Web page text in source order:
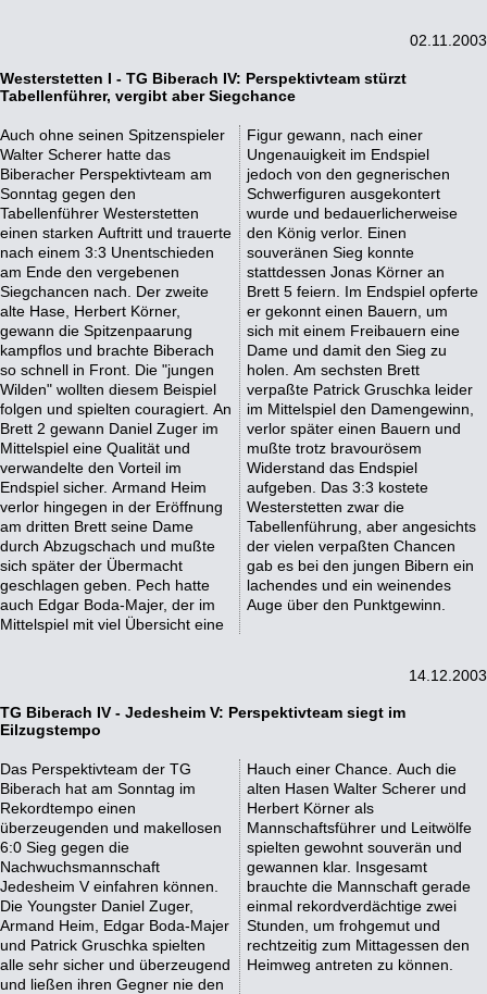
02.11.2003
Westerstetten I - TG Biberach IV: Perspektivteam stürzt
Tabellenführer, vergibt aber Siegchance
Auch ohne seinen Spitzenspieler
Walter Scherer hatte das
Biberacher Perspektivteam am
Sonntag gegen den
Tabellenführer Westerstetten
einen starken Auftritt und trauerte
nach einem 3:3 Unentschieden
am Ende den vergebenen
Siegchancen nach. Der zweite
alte Hase, Herbert Körner,
gewann die Spitzenpaarung
kampflos und brachte Biberach
so schnell in Front. Die "jungen
Wilden" wollten diesem Beispiel
folgen und spielten couragiert. An
Brett 2 gewann Daniel Zuger im
Mittelspiel eine Qualität und
verwandelte den Vorteil im
Endspiel sicher. Armand Heim
verlor hingegen in der Eröffnung
am dritten Brett seine Dame
durch Abzugschach und mußte
sich später der Übermacht
geschlagen geben. Pech hatte
auch Edgar Boda-Majer, der im
Mittelspiel mit viel Übersicht eine
Figur gewann, nach einer
Ungenauigkeit im Endspiel
jedoch von den gegnerischen
Schwerfiguren ausgekontert
wurde und bedauerlicherweise
den König verlor. Einen
souveränen Sieg konnte
stattdessen Jonas Körner an
Brett 5 feiern. Im Endspiel opferte
er gekonnt einen Bauern, um
sich mit einem Freibauern eine
Dame und damit den Sieg zu
holen. Am sechsten Brett
verpaßte Patrick Gruschka leider
im Mittelspiel den Damengewinn,
verlor später einen Bauern und
mußte trotz bravourösem
Widerstand das Endspiel
aufgeben. Das 3:3 kostete
Westerstetten zwar die
Tabellenführung, aber angesichts
der vielen verpaßten Chancen
gab es bei den jungen Bibern ein
lachendes und ein weinendes
Auge über den Punktgewinn.
14.12.2003
TG Biberach IV - Jedesheim V: Perspektivteam siegt im
Eilzugstempo
Das Perspektivteam der TG
Biberach hat am Sonntag im
Rekordtempo einen
überzeugenden und makellosen
6:0 Sieg gegen die
Nachwuchsmannschaft
Jedesheim V einfahren können.
Die Youngster Daniel Zuger,
Armand Heim, Edgar Boda-Majer
und Patrick Gruschka spielten
alle sehr sicher und überzeugend
und ließen ihren Gegner nie den
Hauch einer Chance. Auch die
alten Hasen Walter Scherer und
Herbert Körner als
Mannschaftsführer und Leitwölfe
spielten gewohnt souverän und
gewannen klar. Insgesamt
brauchte die Mannschaft gerade
einmal rekordverdächtige zwei
Stunden, um frohgemut und
rechtzeitig zum Mittagessen den
Heimweg antreten zu können.